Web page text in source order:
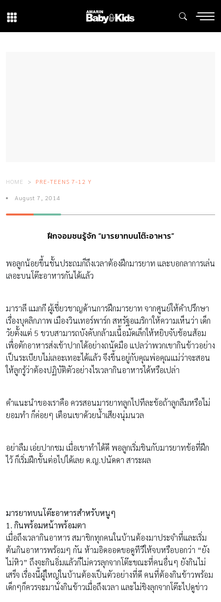
HOME PRE-TEENS 7-12 Y
August 7, 2014
ฝึกจอมซนรู้จัก “มารยาทบนโต๊ะอาหาร”
พอลูกน้อยขึ้นชั้นประถมก็ถึงเวลาต้องฝึกมารยาท และบอกลาการเล่น
เลอะบนโต๊ะอาหารกันได้แล้ว
มาราลี แมกกี ผู้เชี่ยวชาญด้านการฝึกมารยาท จากศูนย์ให้คำปรึกษา
เรื่องบุคลิกภาพ เมืองวินเทอร์พาร์ก สหรัฐอเมริกาให้ความเห็นว่า เด็ก
วัยตั้งแต่ 5 ขวบสามารถบังคับกล้ามเนื้อมัดเล็กให้หยิบจับช้อนส้อม
เพื่อตักอาหารส่งเข้าปากได้อย่างถนัดมือ แปลว่าพวกเขากินข้าวอย่าง
เป็นระเบียบไม่เลอะเทอะได้แล้ว จึงขึ้นอยู่กับคุณพ่อคุณแม่ว่าจะสอน
ให้ลูกรู้ว่าต้องปฏิบัติตัวอย่างไรเวลากินอาหารได้หรือเปล่า
คำแนะนำของเราคือ ควรสอนมารยาทลูกไปทีละข้อถ้าลูกลืมหรือไม่
ยอมทำ ก็ค่อยๆ เตือนเขาด้วยน้ำเสียงนุ่มนวล
อย่าลืม เอ่ยปากชม เมื่อเขาทำได้ดี พอลูกเริ่มชินกับมารยาทข้อที่ฝึก
ไว้ ก็เริ่มฝึกขั้นต่อไปได้เลย ด.ญ.ปนัดดา สาระผล
มารยาทบนโต๊ะอาหารสำหรับหนูๆ
1. กินพร้อมหน้าพร้อมตา
เมื่อถึงเวลากินอาหาร สมาชิกทุกคนในบ้านต้องมาประจำที่และเริ่ม
ต้นกินอาหารพร้อมๆ กัน ห้ามอิดออดขอดูทีวีให้จบหรือบอกว่า “ยัง
ไม่หิว” ถึงจะกินอิ่มแล้วก็ไม่ควรลุกจากโต๊ะขณะที่คนอื่นๆ ยังกินไม่
เสร็จ เรื่องนี้ผู้ใหญ่ในบ้านต้องเป็นตัวอย่างที่ดี คนที่ต้องกินข้าวพร้อม
เด็กๆก็ควรจะมานั่งกินข้าวเมื่อถึงเวลา และไม่ชิงลุกจากโต๊ะไปดูข่าว